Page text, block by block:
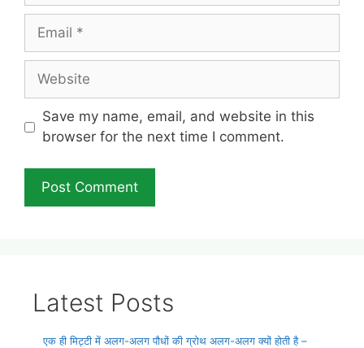
Email
Website
Save my name, email, and website in this
browser for the next time I comment.
Latest Posts
एक ही मिट्टी में अलग-अलग पौधों की ग्रोथ अलग-अलग क्यों होती है –